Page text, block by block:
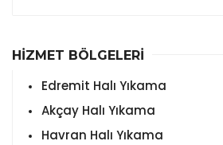
HİZMET BÖLGELERİ
Edremit Halı Yıkama
Akçay Halı Yıkama
Havran Halı Yıkama